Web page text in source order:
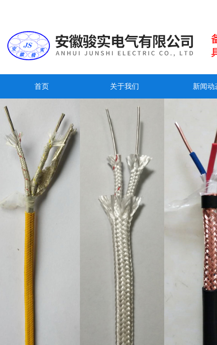
首页 关于我们 新闻动